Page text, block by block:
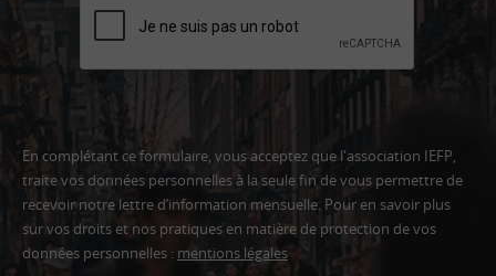
En complétant ce formulaire, vous acceptez que l'association IEFP,
traite vos données personnelles à la seule fin de vous permettre de
recevoir notre lettre d’information mensuelle. Pour en savoir plus
sur vos droits et nos pratiques en matière de protection de vos
données personnelles : mentions légales